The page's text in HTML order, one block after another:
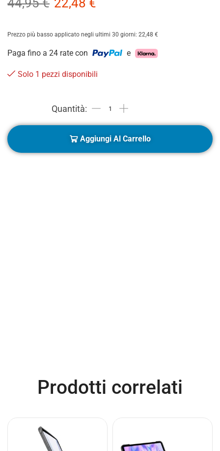
Prezzo più basso applicato negli ultimi 30 giorni: 22,48 €
Paga fino a 24 rate con e
Solo 1 pezzi disponibili
Aggiungi Al Carrello
Prodotti correlati